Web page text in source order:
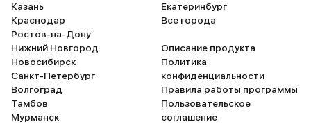
Казань
Краснодар
Ростов-на-Дону
Нижний Новгород
Новосибирск
Санкт-Петербург
Волгоград
Тамбов
Мурманск
Екатеринбург
Все города
Описание продукта
Политика
конфиденциальности
Правила работы программы
Пользовательское
соглашение